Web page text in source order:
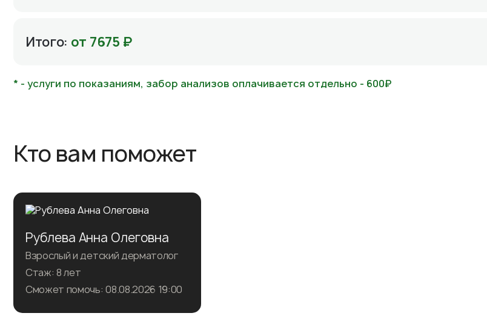
Итого: от 7675 ₽
* - услуги по показаниям, забор анализов оплачивается отдельно - 600₽
Кто вам поможет
Рублева Анна Олеговна
Взрослый и детский дерматолог
Стаж: 8 лет
Сможет помочь: 08.08.2026 19:00